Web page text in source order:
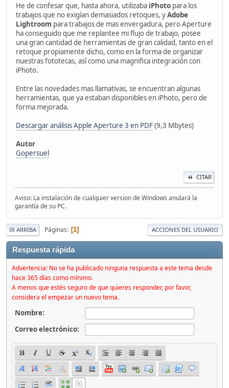
He de confesar que, hasta ahora, utilizaba iPhoto para los
trabajos que no exigían demasiados retoques, yAdobe
Lightroom para trabajos de mas envergadura, pero Aperture
ha conseguido que me replantee mi flujo de trabajo, posee
una gran cantidad de herramientas de gran calidad, tanto en el
retoque propiamente dicho, como en la forma de organizar
nuestras fototecas, así como una magnifica integración con
iPhoto.
Entre las novedades mas llamativas, se encuentran algunas
herramientas, que ya estaban disponibles en iPhoto, pero de
forma mejorada.
Descargar análisis Apple Aperture 3 en PDF(9,3 Mbytes)
Autor
Gopersuel
CITAR
Aviso: La instalación de cualquier version de Windows anulará la
garantía de su PC.
IR ARRIBA Páginas 1 ACCIONES DEL USUARIO
Respuesta rápida
Advertencia: No se ha publicado ninguna respuesta a este tema desde
hace 365 días como mínimo.
A menos que estés seguro de que quieres responder, por favor,
considera el empezar un nuevo tema.
Nombre:
Correo electrónico: